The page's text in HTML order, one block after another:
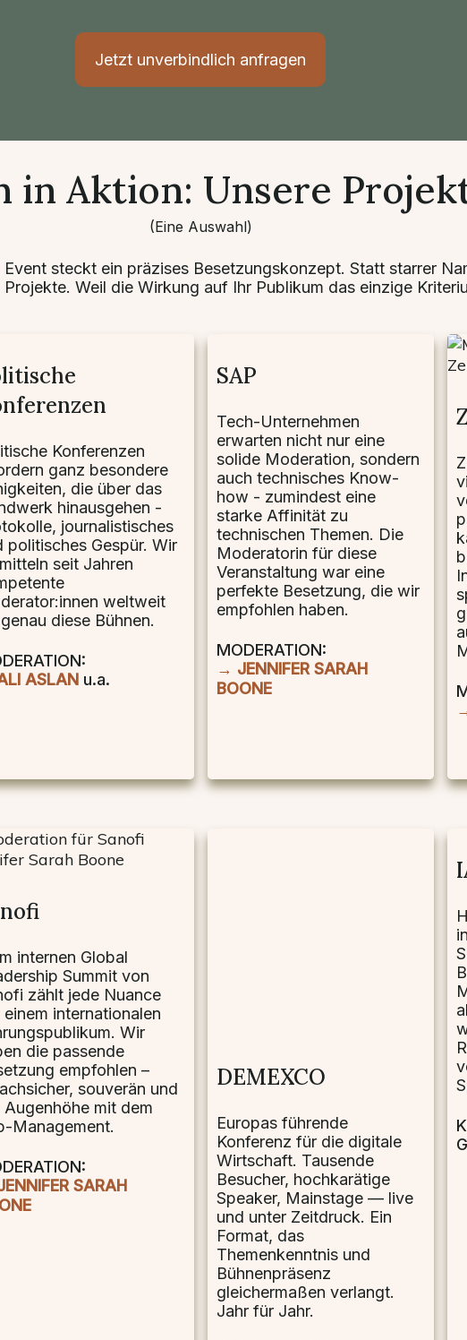
Jetzt unverbindlich anfragen
in Aktion: Unsere
(Eine Auswahl)
steckt ein präzises Besetzungskonzept. Statt starrer
Projekte. Weil die Wirkung auf Ihr Publikum das einzige
Konferenzen
ganz besondere
die über das
hinausgehen -
journalistisches
politisches Gespür. Wir
seit Jahren
weltweit
diese Bühnen.
ASLANu.a.
SAP
Tech-Unternehmen
erwarten nicht nur eine
solide Moderation, sondern
auch technisches Know-
how - zumindest eine
starke Affinität zu
technischen Themen. Die
Moderatorin für diese
Veranstaltung war eine
perfekte Besetzung, die wir
empfohlen haben.
MODERATION:
→ JENNIFER SARAH
BOONE
internen Global
Summit von
zählt jede Nuance
internationalen
Wir
die passende
empfohlen –
souverän und
mit dem
Management.
SARAH
DEMEXCO
Europas führende
Konferenz für die digitale
Wirtschaft. Tausende
Besucher, hochkarätige
Speaker, Mainstage — live
und unter Zeitdruck. Ein
Format, das
Themenkenntnis und
Bühnenpräsenz
gleichermaßen verlangt.
Jahr für Jahr.